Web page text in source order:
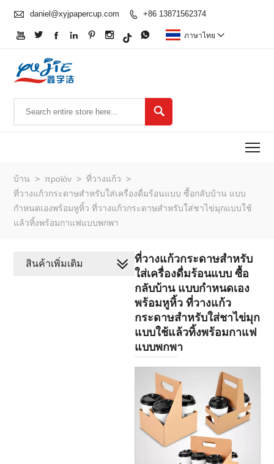
 daniel@xyjpapercup.com  +86 13871562374
       ภาษาไทย 

บ้าน > προϊόν > ที่วางแก้ว >
ที่วางแก้วกระดาษสำหรับใส่เครื่องดื่มร้อนแบบ ซื้อกลับบ้าน แบบ
กำหนดเองพร้อมหูหิ้ว ที่วางแก้วกระดาษสำหรับใส่ชาไข่มุกแบบใช้
แล้วทิ้งพร้อมกาแฟแบบพกพา
ที่วางแก้วกระดาษสำหรับ
ใส่เครื่องดื่มร้อนแบบ ซื้อ
กลับบ้าน แบบกำหนดเอง
พร้อมหูหิ้ว ที่วางแก้ว
กระดาษสำหรับใส่ชาไข่มุก
แบบใช้แล้วทิ้งพร้อมกาแฟ
แบบพกพา
สินค้าเพิ่มเติม